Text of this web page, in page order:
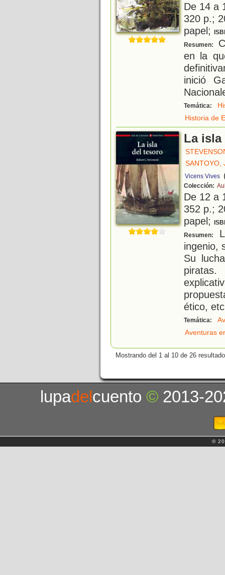
De 14 a
320 p.;
papel;
Resumen:
en la
inició
Temática:
Historia de
La
SANTOYO,
Vicens Vives
Colección:
De 12 a
352 p.;
papel;
Resumen:
ingenio,
Su
piratas.
ético,
Temática:
Aventuras
Mostrando del 1 al 10 de 26
lupadelcuento© 2013-
©